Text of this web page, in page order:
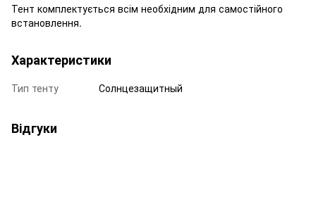
Тент комплектується всім необхідним для самостійного
встановлення.
Характеристики
Тип тенту Солнцезащитный
Відгуки